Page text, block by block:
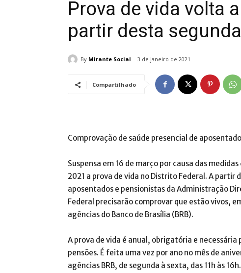
Prova de vida volta
partir desta segunda
By Mirante Social 3 de janeiro de 2021
Compartilhado
Comprovação de saúde presencial de
Suspensa em 16 de março por causa das
2021 a prova de vida no Distrito Federal. A
aposentados e pensionistas da Administração
Federal precisarão comprovar que estão vivos,
agências do Banco de Brasília (BRB).
A prova de vida é anual, obrigatória e
pensões. É feita uma vez por ano no mês de
agências BRB, de segunda à sexta, das 11h às